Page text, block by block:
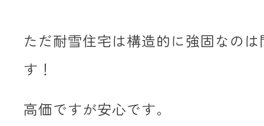
ただ耐雪住宅は構造的に強固なの
す！
高価ですが安心です。